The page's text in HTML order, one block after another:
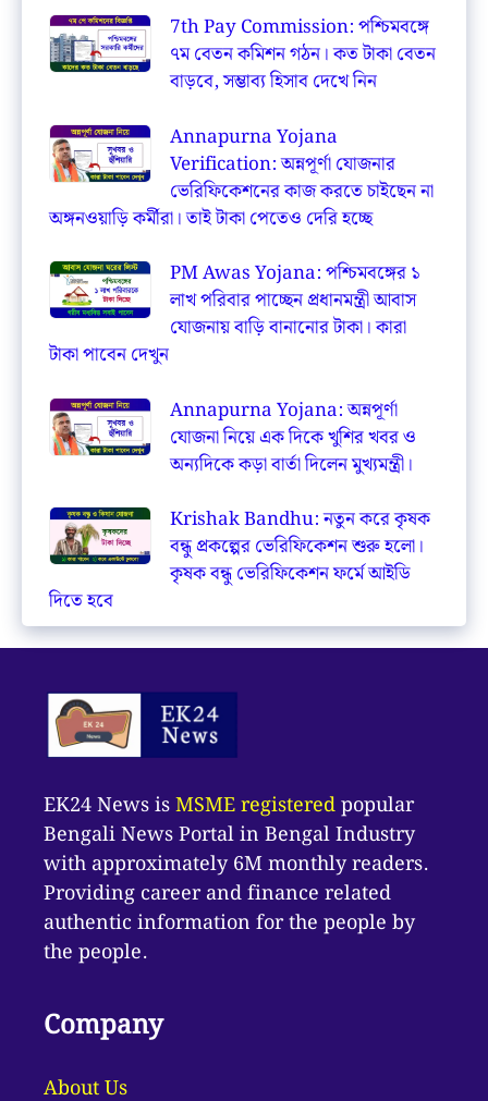
7th Pay Commission: পশ্চিমবঙ্গে
৭ম বেতন কমিশন গঠন। কত টাকা বেতন
বাড়বে, সম্ভাব্য হিসাব দেখে নিন
Annapurna Yojana
Verification: অন্নপূর্ণা যোজনার
ভেরিফিকেশনের কাজ করতে চাইছেন না
অঙ্গনওয়াড়ি কর্মীরা। তাই টাকা পেতেও দেরি হচ্ছে
PM Awas Yojana: পশ্চিমবঙ্গের ১
লাখ পরিবার পাচ্ছেন প্রধানমন্ত্রী আবাস
যোজনায় বাড়ি বানানোর টাকা। কারা
টাকা পাবেন দেখুন
Annapurna Yojana: অন্নপূর্ণা
যোজনা নিয়ে এক দিকে খুশির খবর ও
অন্যদিকে কড়া বার্তা দিলেন মুখ্যমন্ত্রী।
Krishak Bandhu: নতুন করে কৃষক
বন্ধু প্রকল্পের ভেরিফিকেশন শুরু হলো।
কৃষক বন্ধু ভেরিফিকেশন ফর্মে আইডি
দিতে হবে
EK24 News isMSME registeredpopular
Bengali News Portal in Bengal Industry
with approximately 6M monthly readers.
Providing career and finance related
authentic information for the people by
the people.
Company
About Us